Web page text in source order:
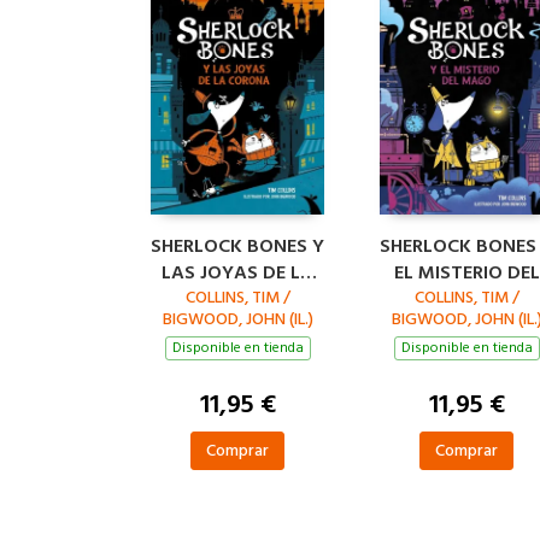
SHERLOCK BONES Y
LAS JOYAS DE LA
CORONA (LIBRO 1)
COLLINS, TIM /
BIGWOOD, JOHN (IL.)
Disponible en tienda
11,95 €
Comprar
SHERLOCK
EL MISTERIO DEL
MAGO (LIBRO 2)
COLLINS, TIM /
BIGWOOD, JOHN
Disponible en tienda
11,95 €
Comprar